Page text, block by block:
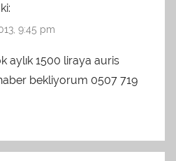
9:45 pm
aylık 1500 liraya auris
bekliyorum 0507 719